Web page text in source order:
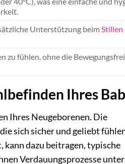
Unterstützung beimStillen
zu fühlen, ohne die
Ihres
Ihres Neugeborenen. Die
sich sicher und geliebt
dazu beitragen, typische
Verdauungsprozesse